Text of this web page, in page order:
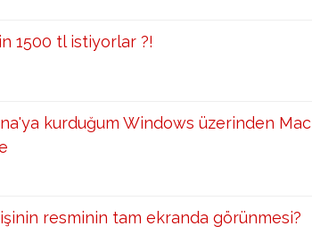
1500 tl istiyorlar ?!
kurduğum Windows üzerinden Mac
resminin tam ekranda görünmesi?